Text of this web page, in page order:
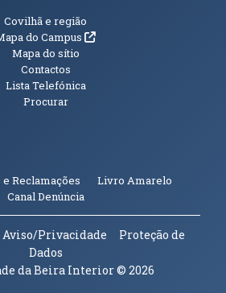
Adicionais
Covilhã e região
do Campus(abre em nova janela)
Mapa do sítio
Contactos
Lista Telefónica
Procurar
Reclamações Livro Amarelo
Canal Denúncia(abre em nova janela)
Aviso/Privacidade
Proteção de
Dados
da Beira Interior© 2026